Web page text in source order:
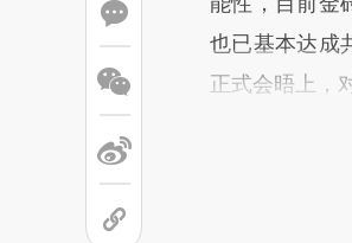
也已基本达成
正式会晤上，